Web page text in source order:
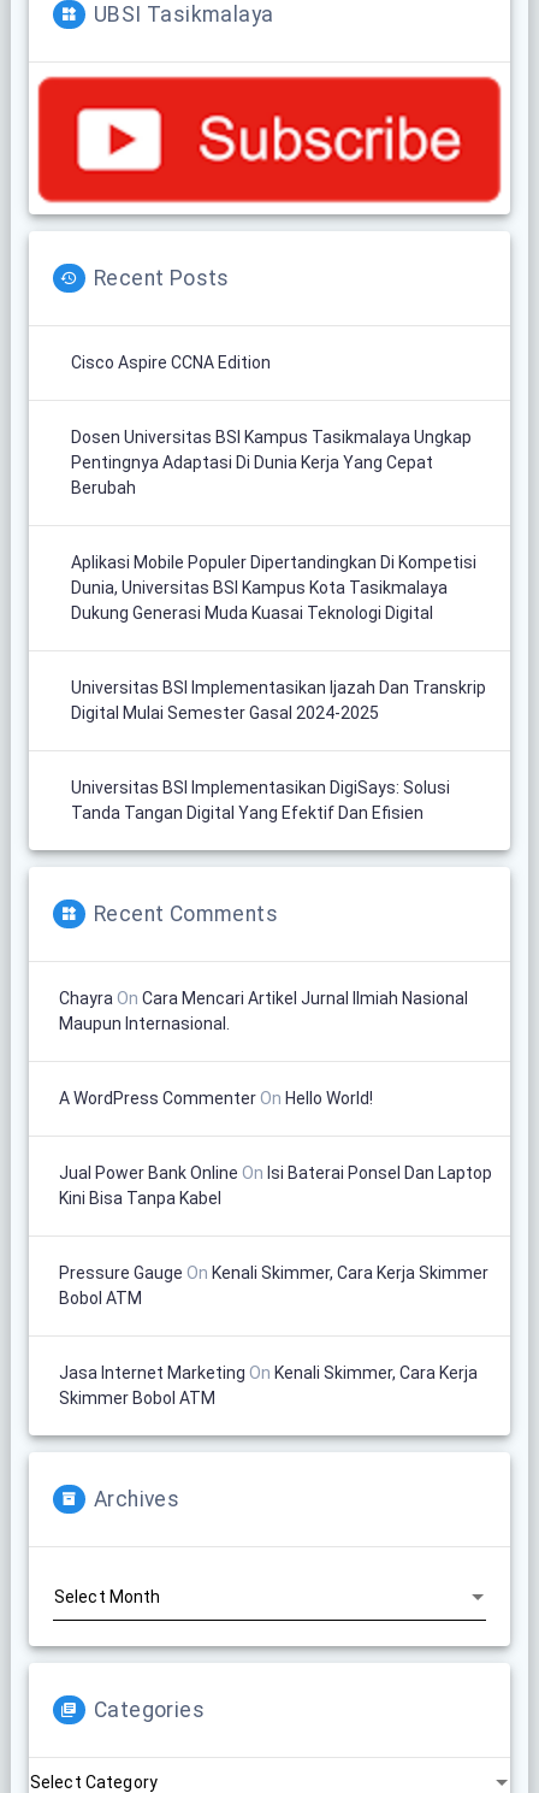
UBSI Tasikmalaya
Recent Posts
Cisco Aspire CCNA Edition
Dosen Universitas BSI Kampus Tasikmalaya Ungkap
Pentingnya Adaptasi Di Dunia Kerja Yang Cepat
Berubah
Aplikasi Mobile Populer Dipertandingkan Di Kompetisi
Dunia, Universitas BSI Kampus Kota Tasikmalaya
Dukung Generasi Muda Kuasai Teknologi Digital
Universitas BSI Implementasikan Ijazah Dan Transkrip
Digital Mulai Semester Gasal 2024-2025
Universitas BSI Implementasikan DigiSays: Solusi
Tanda Tangan Digital Yang Efektif Dan Efisien
Recent Comments
Chayra On Cara Mencari Artikel Jurnal Ilmiah Nasional
Maupun Internasional.
A WordPress CommenterOn Hello World!
Jual Power Bank Online On Isi Baterai Ponsel Dan Laptop
Kini Bisa Tanpa Kabel
Pressure Gauge On Kenali Skimmer, Cara Kerja Skimmer
Bobol ATM
Jasa Internet Marketing On Kenali Skimmer, Cara Kerja
Skimmer Bobol ATM
Archives
Categories